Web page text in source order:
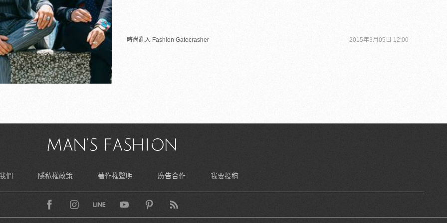
時尚亂入 Fashion Gatecrasher 2015年3月05日 12:00
們 隱私權政策 著作權聲明 廣告合作 我要投稿